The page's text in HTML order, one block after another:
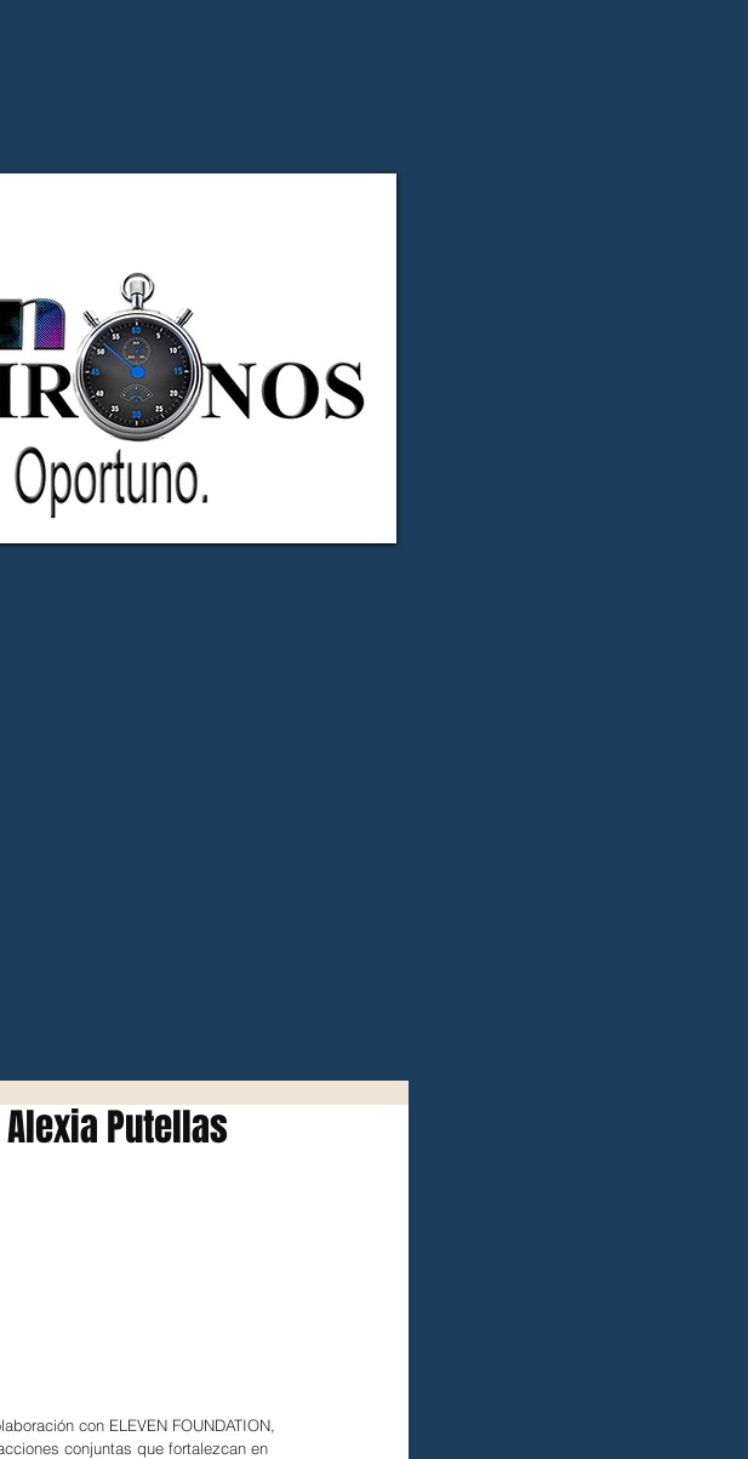
Putellas
con ELEVEN FOUNDATION,
conjuntas que fortalezcan en